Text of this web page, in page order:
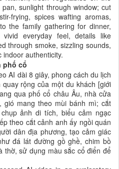
sunlight through window; cut
frying, spices wafting aromas,
the family gathering for dinner,
everyday feel, details like
through smoke, sizzling sounds,
indoor authenticity.
phố cổ
AI dài 8 giây, phong cách du lịch
rộng của một du khách [giới
qua phố cổ châu Âu, nhà cửa
mang theo mùi bánh mì; cắt
ảnh di tích, biểu cảm ngạc
theo cắt cảnh anh ấy ngồi quán
dân địa phương, tạo cảm giác
đá lát đường gồ ghề, chim bồ
thờ, sử dụng màu sắc cổ điển để